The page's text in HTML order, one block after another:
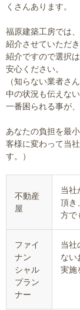
くさんあります。
福原建築工房では
紹介させていただき
紹介ですので選択
安心ください。
（知らない業者さ
中の状況も伝えな
一番困られる事が
あなたの負担を最
客様に変わって当
す。）
不動産
屋
当社
頂き
方で
ファイ
ナン
シャル
プラン
ナー
当社
ない
実施